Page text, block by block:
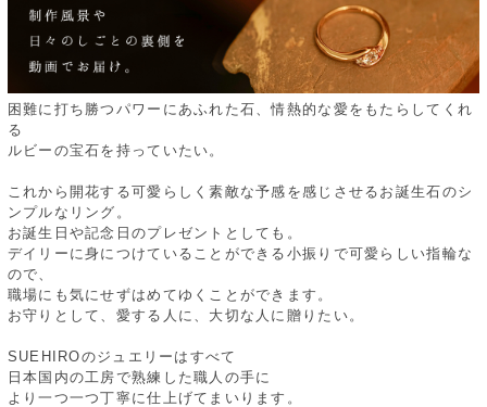
困難に打ち勝つパワーにあふれた石、情熱的な愛をもたらしてくれ
る
ルビーの宝石を持っていたい。
これから開花する可愛らしく素敵な予感を感じさせるお誕生石のシ
ンプルなリング。
お誕生日や記念日のプレゼントとしても。
デイリーに身につけていることができる小振りで可愛らしい指輪な
ので、
職場にも気にせずはめてゆくことができます。
お守りとして、愛する人に、大切な人に贈りたい。
SUEHIROのジュエリーはすべて
日本国内の工房で熟練した職人の手に
より一つ一つ丁寧に仕上げてまいります。